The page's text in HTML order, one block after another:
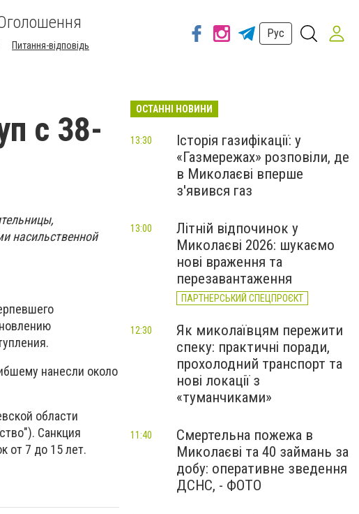
Питання-відповідь
Рус
с 38-
насильственной
.
нанесли около
области
Санкция
от 7 до 15 лет.
ОСТАННІ НОВИНИ
Історія газифікації: у
«Газмережах» розповіли, де
в Миколаєві вперше
з'явився газ
13:30
Літній відпочинок у
Миколаєві 2026: шукаємо
нові враження та
перезавантаження
ПАРТНЕРСЬКИЙ СПЕЦПРОЄКТ
13:00
Як миколаївцям пережити
спеку: практичні поради,
прохолодний транспорт та
нові локації з
«туманчиками»
12:30
Смертельна пожежа в
Миколаєві та 40 займань за
добу: оперативне зведення
ДСНС, - ФОТО
11:40